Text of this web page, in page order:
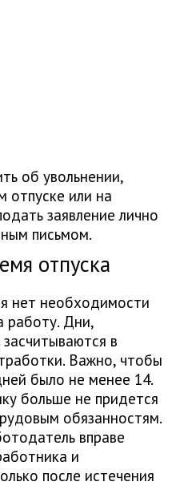
об увольнении,
отпуске или на
заявление лично
письмом.
отпуска
нет необходимости
работу. Дни,
в
Важно, чтобы
было не менее 14.
больше не придется
обязанностям.
вправе
и
после истечения